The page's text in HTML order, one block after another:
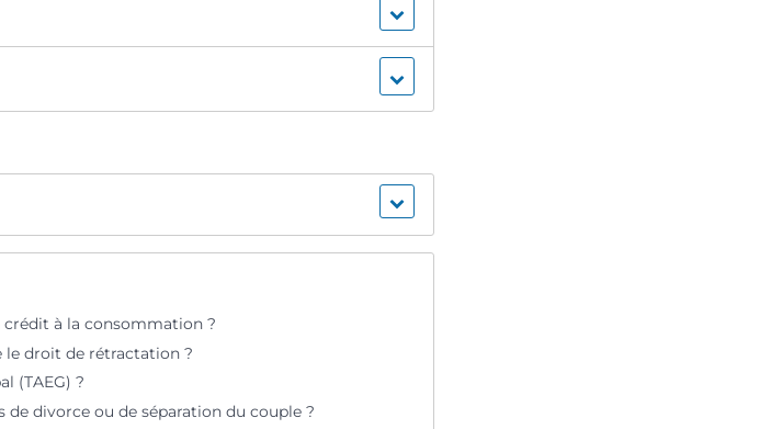
à la consommation ?
le droit de rétractation ?
(TAEG) ?
divorce ou de séparation du couple ?